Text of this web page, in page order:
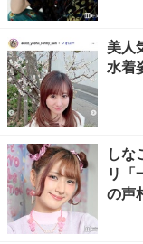
美人
水着
しな
リ「
の声